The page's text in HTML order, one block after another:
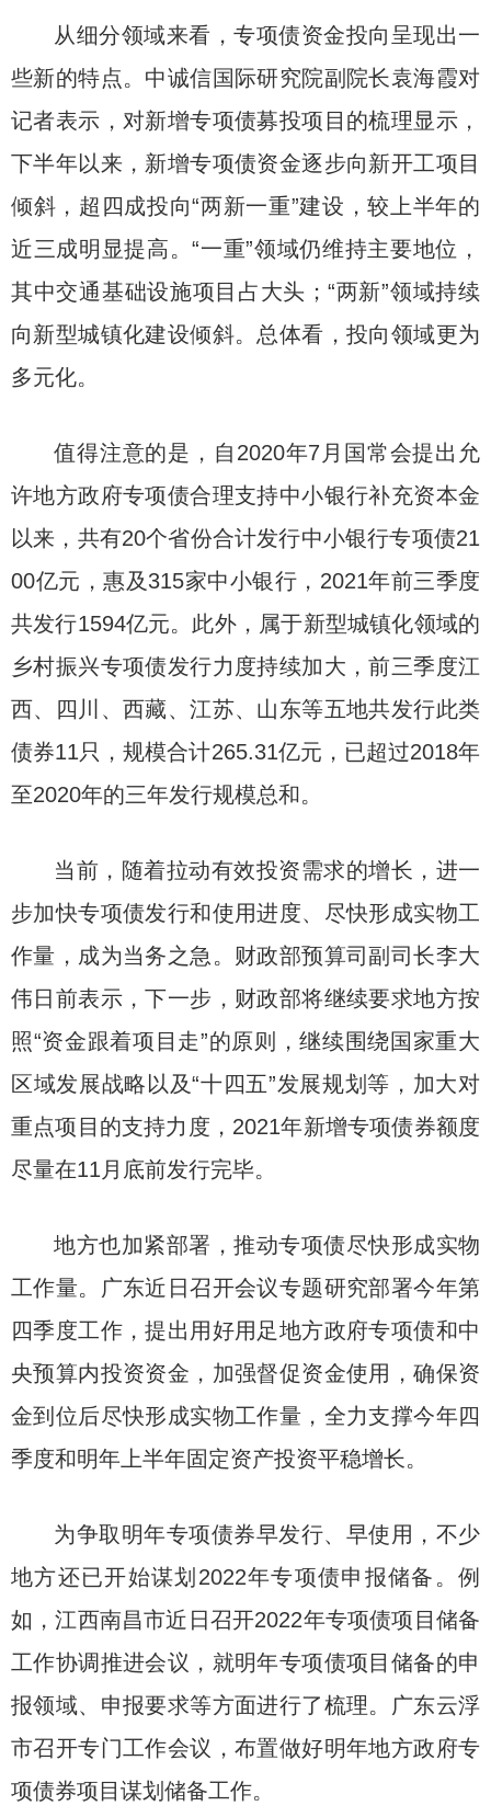
从细分领域来看，专项债资金投向呈现出一
些新的特点。中诚信国际研究院副院长袁海霞对
记者表示，对新增专项债募投项目的梳理显示，
下半年以来，新增专项债资金逐步向新开工项目
倾斜，超四成投向“两新一重”建设，较上半年的
近三成明显提高。“一重”领域仍维持主要地位，
其中交通基础设施项目占大头；“两新”领域持续
向新型城镇化建设倾斜。总体看，投向领域更为
多元化。
值得注意的是，自2020年7月国常会提出允
许地方政府专项债合理支持中小银行补充资本金
以来，共有20个省份合计发行中小银行专项债21
00亿元，惠及315家中小银行，2021年前三季度
共发行1594亿元。此外，属于新型城镇化领域的
乡村振兴专项债发行力度持续加大，前三季度江
西、四川、西藏、江苏、山东等五地共发行此类
债券11只，规模合计265.31亿元，已超过2018年
至2020年的三年发行规模总和。
当前，随着拉动有效投资需求的增长，进一
步加快专项债发行和使用进度、尽快形成实物工
作量，成为当务之急。财政部预算司副司长李大
伟日前表示，下一步，财政部将继续要求地方按
照“资金跟着项目走”的原则，继续围绕国家重大
区域发展战略以及“十四五”发展规划等，加大对
重点项目的支持力度，2021年新增专项债券额度
尽量在11月底前发行完毕。
地方也加紧部署，推动专项债尽快形成实物
工作量。广东近日召开会议专题研究部署今年第
四季度工作，提出用好用足地方政府专项债和中
央预算内投资资金，加强督促资金使用，确保资
金到位后尽快形成实物工作量，全力支撑今年四
季度和明年上半年固定资产投资平稳增长。
为争取明年专项债券早发行、早使用，不少
地方还已开始谋划2022年专项债申报储备。例
如，江西南昌市近日召开2022年专项债项目储备
工作协调推进会议，就明年专项债项目储备的申
报领域、申报要求等方面进行了梳理。广东云浮
市召开专门工作会议，布置做好明年地方政府专
项债券项目谋划储备工作。